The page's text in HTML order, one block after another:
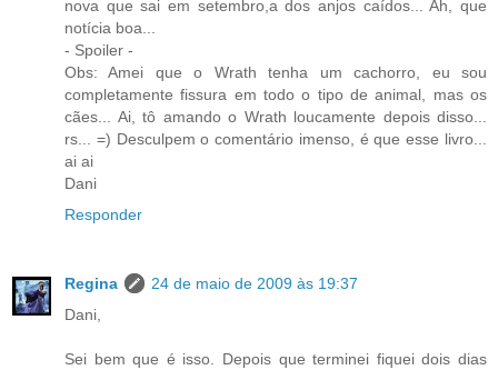
nova que sai em setembro,a dos anjos caídos... Ah, que
notícia boa...
- Spoiler -
Obs: Amei que o Wrath tenha um cachorro, eu sou
completamente fissura em todo o tipo de animal, mas os
cães... Ai, tô amando o Wrath loucamente depois disso...
rs... =) Desculpem o comentário imenso, é que esse livro...
ai ai
Dani
Responder
Regina
24 de maio de 2009 às 19:37
Dani,
Sei bem que é isso. Depois que terminei fiquei dois dias